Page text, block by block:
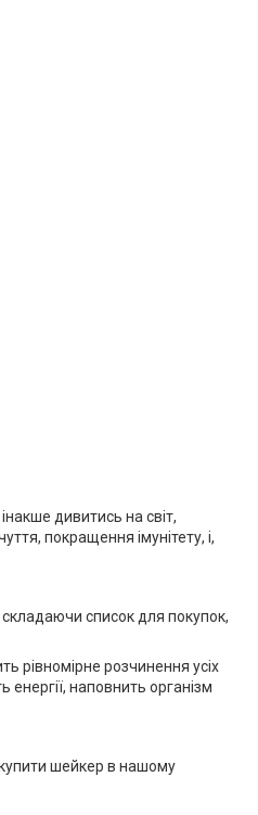
дивитись на світ,
покращення імунітету, і,
список для покупок,
рівномірне розчинення усіх
енергії, наповнить організм
шейкер в нашому